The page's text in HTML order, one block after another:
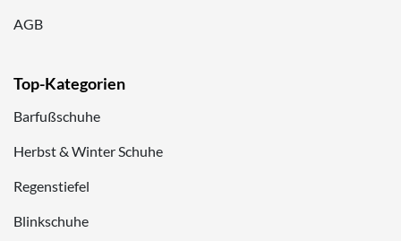
AGB
Top-Kategorien
Barfußschuhe
Herbst & Winter Schuhe
Regenstiefel
Blinkschuhe